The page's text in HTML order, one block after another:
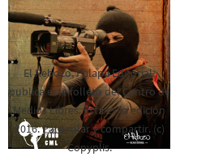
El Rebozo, Palapa Editorial,
publica este folleto del Centro de
Medios Libres. Esta es la edición
2016. Para rolar y compartir. (c)
Copyplis.